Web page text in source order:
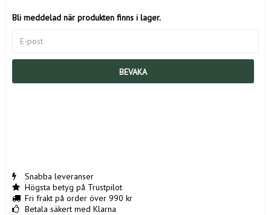
Bli meddelad när produkten finns i lager.
BEVAKA
Snabba leveranser
Högsta betyg på Trustpilot
Fri frakt på order över 990 kr
Betala säkert med Klarna